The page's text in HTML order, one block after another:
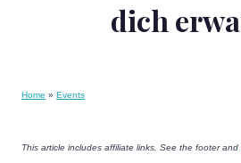
dich
Home » Events
This article includes affiliate links. See the footer and